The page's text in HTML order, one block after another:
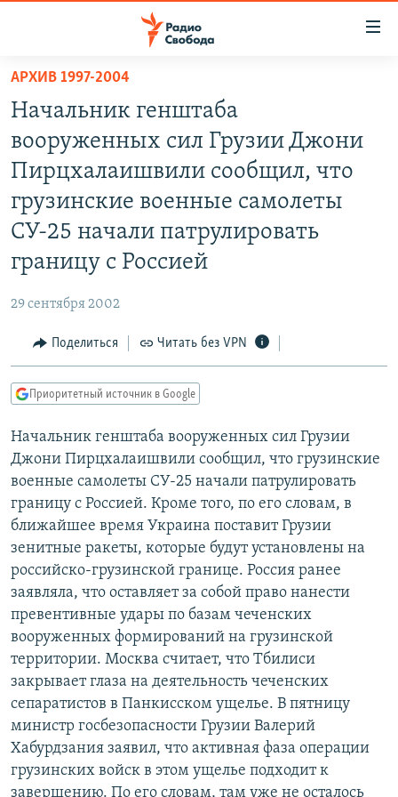
упрощенного
доступа
основному
содержанию
Вернутся
главной
Вернутся
поиску
АВТОРСКИЕ ПРОЕКТЫ
МНЕНИЯ
КУЛЬТУРА
СЕВЕР.РЕАЛИИ
СИБИРЬ.РЕАЛИИ
ПОДПИШИТЕСЬ НА РАССЫЛКУ
СОЦИАЛЬНЫЕ СЕТИ
Все сайты РСЕ/РС
АРХИВ 1997-2004
Начальник генштаба
вооруженных сил Грузии Джони
Пирцхалаишвили сообщил, что
грузинские военные самолеты
СУ-25 начали патрулировать
границу с Россией
29 сентября 2002
Поделиться Читать без VPN
Приоритетный источник в Google
Начальник генштаба вооруженных сил Грузии
Джони Пирцхалаишвили сообщил, что грузинские
военные самолеты СУ-25 начали патрулировать
границу с Россией. Кроме того, по его словам, в
ближайшее время Украина поставит Грузии
зенитные ракеты, которые будут установлены на
российско-грузинской границе. Россия ранее
заявляла, что оставляет за собой право нанести
превентивные удары по базам чеченских
вооруженных формирований на грузинской
территории. Москва считает, что Тбилиси
закрывает глаза на деятельность чеченских
сепаратистов в Панкисском ущелье. В пятницу
министр госбезопасности Грузии Валерий
Хабурдзания заявил, что активная фаза операции
грузинских войск в этом ущелье подходит к
завершению. По его словам, там уже не осталось